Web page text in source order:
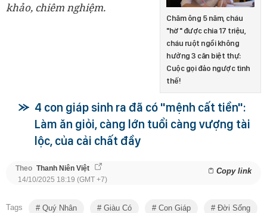
Chăm ông 5 năm, cháu
"hờ" được chia 17 triệu,
cháu ruột ngồi không
hưởng 3 căn biệt thự:
Cuộc gọi đảo ngược tình
thế!
khảo, chiêm nghiệm.
4 con giáp sinh ra đã có "mệnh cất tiền":
Làm ăn giỏi, càng lớn tuổi càng vượng tài
lộc, của cải chất đầy
Theo Thanh Niên Việt Copy link
14/10/2025 18:19 (GMT +7)
Tags Quý Nhân Giàu Có Con Giáp Đời Sống